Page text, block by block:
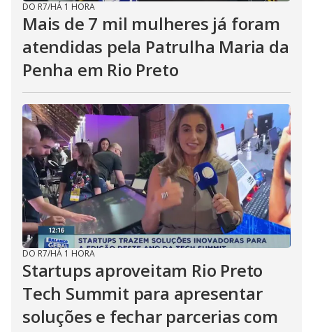
DO R7/HÁ 1 HORA
Mais de 7 mil mulheres já foram
atendidas pela Patrulha Maria da
Penha em Rio Preto
DO R7/HÁ 1 HORA
Startups aproveitam Rio Preto
Tech Summit para apresentar
soluções e fechar parcerias com